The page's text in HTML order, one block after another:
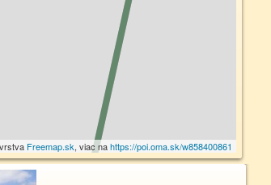
vrstva Freemap.sk, viac nahttps://poi.oma.sk/w858400861